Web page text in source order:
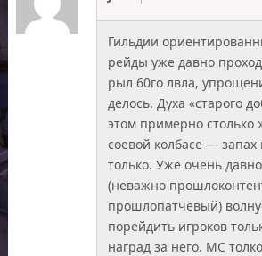
Гильдии
рейды уже давно
рыл 60го лвла,
делось. Духа «старого
этом примерно столько
соевой колбасе — запах
только. Уже очень
(неважно
прошлопатчевый)
порейдить игроков
наград за него. МС